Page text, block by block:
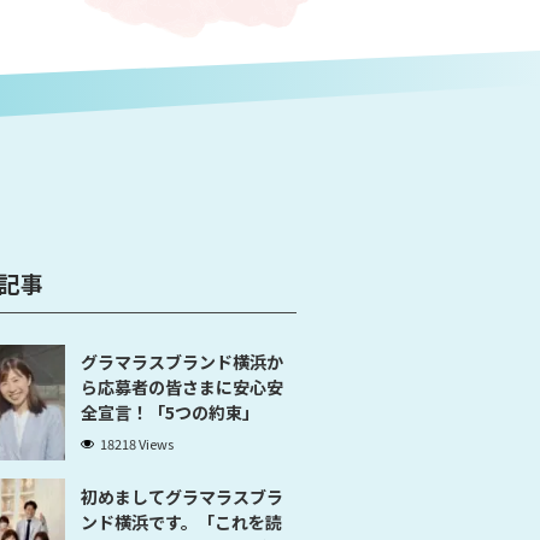
事
グラマラスブランド横浜か
ら応募者の皆さまに安心安
全宣言！「5つの約束」
18218 Views
初めましてグラマラスブラ
ンド横浜です。「これを読